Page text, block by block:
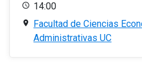
14:00
Facultad de Ciencias
Administrativas UC